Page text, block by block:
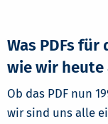
Was PDFs
wie wir
Ob das PDF nun
wir sind uns alle